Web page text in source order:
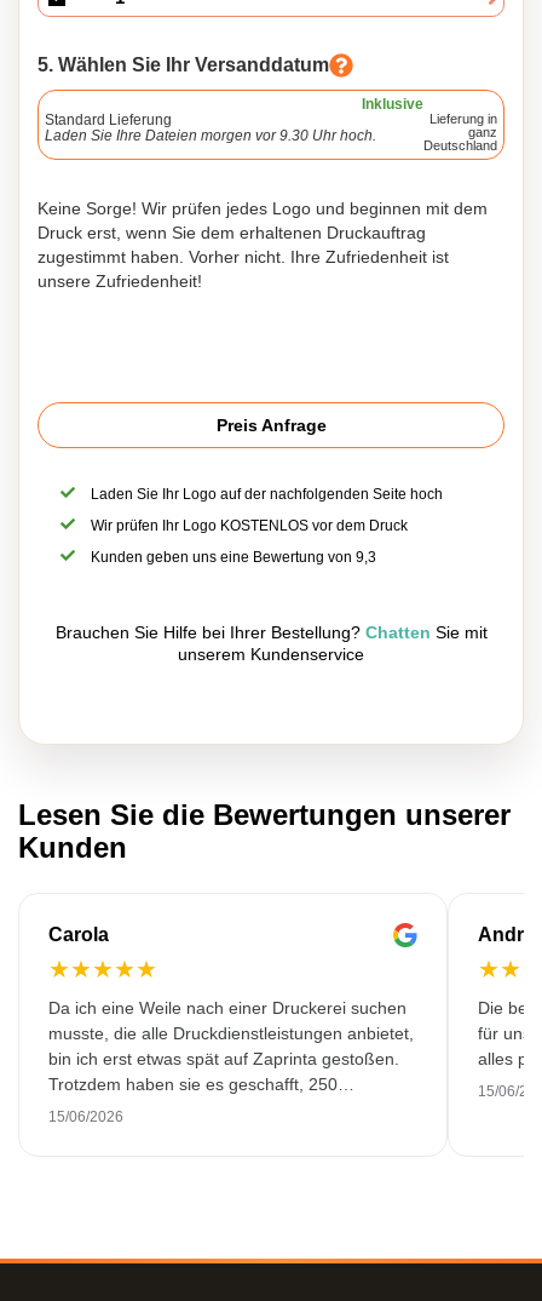
5. Wählen Sie Ihr Versanddatum
Inklusive
Standard Lieferung
Laden Sie Ihre Dateien morgen vor 9.30 Uhr hoch.
Lieferung in
ganz
Deutschland
Keine Sorge! Wir prüfen jedes Logo und beginnen mit dem
Druck erst, wenn Sie dem erhaltenen Druckauftrag
zugestimmt haben. Vorher nicht. Ihre Zufriedenheit ist
unsere Zufriedenheit!
Preis Anfrage
Laden Sie Ihr Logo auf der nachfolgenden Seite hoch
Wir prüfen Ihr Logo KOSTENLOS vor dem Druck
Kunden geben uns eine Bewertung von 9,3
Brauchen Sie Hilfe bei Ihrer Bestellung? Chatten Sie mit
unserem Kundenservice
Lesen Sie die Bewertungen unserer
Kunden
Carola
★★★★★
Da ich eine Weile nach einer Druckerei suchen
musste, die alle Druckdienstleistungen anbietet,
bin ich erst etwas spät auf Zaprinta gestoßen.
Trotzdem haben sie es geschafft, 250
wunderschön bedruckte Emaillebecher
15/06/2026
★★
Die
für
alles
15/06/